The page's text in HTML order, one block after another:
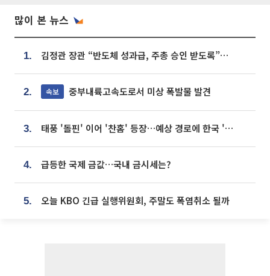
많이 본 뉴스
1. 김정관 장관 “반도체 성과급, 주총 승인 받도록”…상법·자본시장법 개정 시사
2. 속보 중부내륙고속도로서 미상 폭발물 발견
3. 태풍 '돌핀' 이어 '찬홈' 등장…예상 경로에 한국 '한숨'
4. 급등한 국제 금값…국내 금시세는?
5. 오늘 KBO 긴급 실행위원회, 주말도 폭염취소 될까